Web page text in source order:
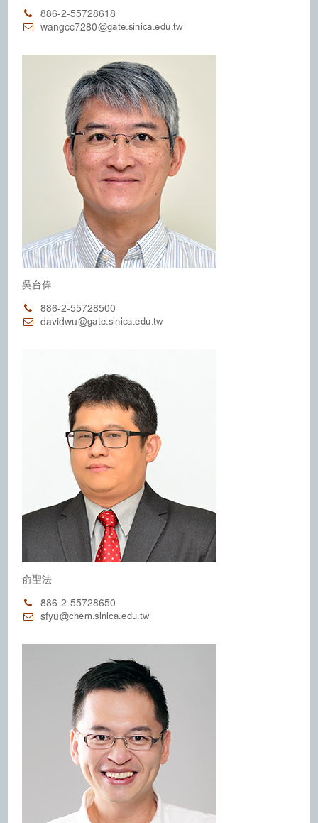
886-2-55728618
wangcc7280
吳台偉
886-2-55728500
davidwu
俞聖法
886-2-55728650
sfyu